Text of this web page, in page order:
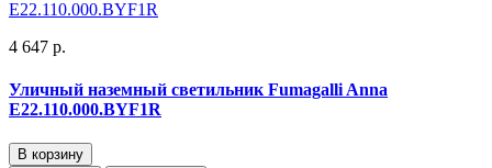
4 647 р.
Уличный наземный светильник Fumagalli Anna
E22.110.000.BYF1R
В корзину